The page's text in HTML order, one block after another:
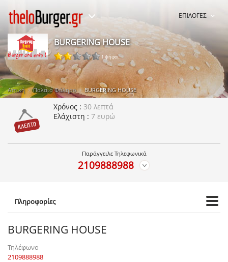
ΕΠΙΛΟΓΕΣ
BURGERING HOUSE
1 ψήφοι
Αττική Παλαιό Φάληρο BURGERING HOUSE
Χρόνος
30 λεπτά
Ελάχιστη
7 ευρώ
Παράγγειλε Τηλεφωνικά
2109888988
Πληροφορίες
BURGERING HOUSE
Τηλέφωνο
2109888988